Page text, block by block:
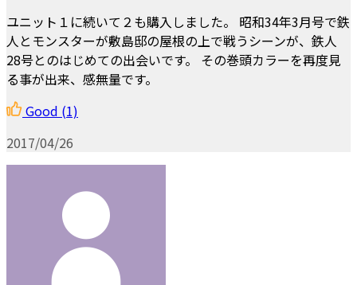
ユニット１に続いて２も購入しました。 昭和34年3月号で鉄
人とモンスターが敷島邸の屋根の上で戦うシーンが、鉄人
28号とのはじめての出会いです。 その巻頭カラーを再度見
る事が出来、感無量です。
Good (1)
2017/04/26